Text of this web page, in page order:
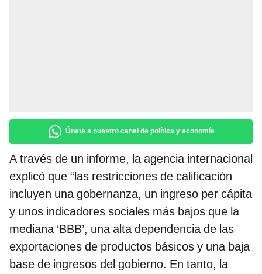
Únete a nuestro canal de política y economía
A través de un informe, la agencia internacional
explicó que “las restricciones de calificación
incluyen una gobernanza, un ingreso per cápita
y unos indicadores sociales más bajos que la
mediana ‘BBB’, una alta dependencia de las
exportaciones de productos básicos y una baja
base de ingresos del gobierno. En tanto, la